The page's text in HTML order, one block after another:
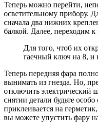
Теперь можно перейти,
осветительному прибору.
сначала два нижних
балкой. Далее, переходим
Для того, чтоб их
гаечный ключ на 8, и
Теперь передняя фара
вынимать из гнезда. Но,
отключить электрический
снятии детали будьте
приклеивается на
вы можете упустить фару